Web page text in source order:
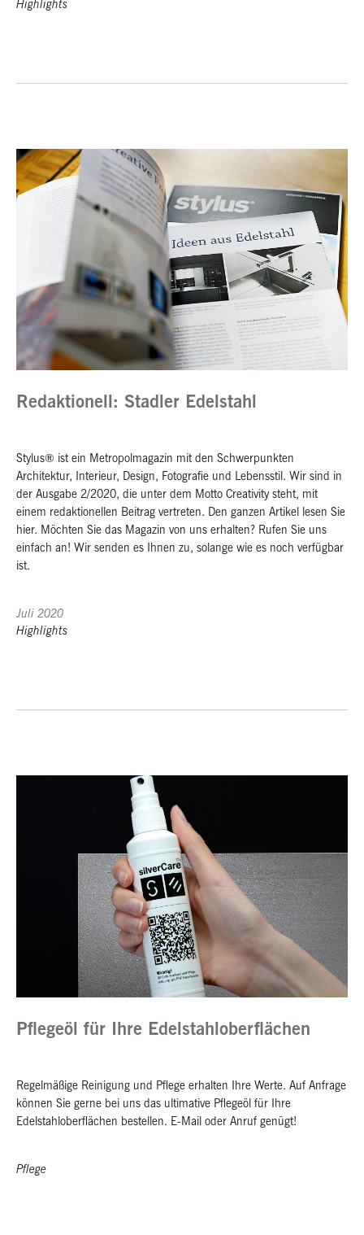
Highlights
Redaktionell: Stadler Edelstahl
Stylus® ist ein Metropolmagazin mit den Schwerpunkten
Architektur, Interieur, Design, Fotografie und Lebensstil. Wir sind in
der Ausgabe 2/2020, die unter dem Motto Creativity steht, mit
einem redaktionellen Beitrag vertreten. Den ganzen Artikel lesen Sie
hier. Möchten Sie das Magazin von uns erhalten? Rufen Sie uns
einfach an! Wir senden es Ihnen zu, solange wie es noch verfügbar
ist.
Juli 2020
Highlights
Pflegeöl für Ihre Edelstahloberflächen
Regelmäßige Reinigung und Pflege erhalten Ihre Werte. Auf Anfrage
können Sie gerne bei uns das ultimative Pflegeöl für Ihre
Edelstahloberflächen bestellen. E-Mail oder Anruf genügt!
Pflege